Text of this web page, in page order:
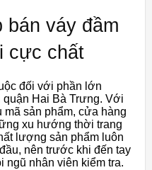
bán váy đầm
cực chất
đối với phần lớn
Hai Bà Trưng. Với
sản phẩm, cửa hàng
xu hướng thời trang
lượng sản phẩm luôn
nên trước khi đến tay
nhân viên kiểm tra.